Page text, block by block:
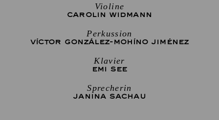
Violine
CAROLIN WIDMANN
Perkussion
VÍCTOR GONZÁLEZ-MOHÍNO JIMÉNEZ
Klavier
EMI SEE
Sprecherin
JANINA SACHAU